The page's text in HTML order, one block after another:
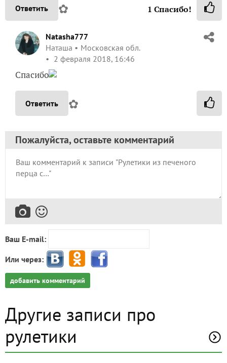
Ответить ✿ 1 Спасибо!
Natasha777
Наташа
Московская обл.
2 февраля 2018, 16:46
Спасибо
Ответить ✿
Пожалуйста, оставьте комментарий
Ваш E-mail:
Или через:
добавить комментарий
Другие записи про
рулетики